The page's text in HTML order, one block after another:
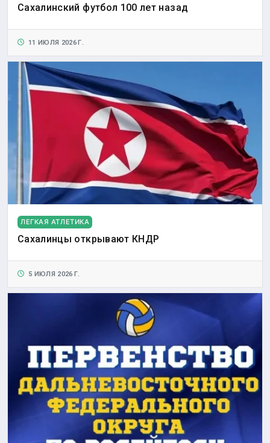
Сахалинский футбол 100 лет назад
11 ИЮЛЯ 2026 Г.
ЛЕГКАЯ АТЛЕТИКА
Сахалинцы открывают КНДР
5 ИЮЛЯ 2026 Г.